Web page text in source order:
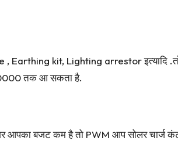
, Earthing kit, Lighting arrestor इत्यादि
तक आ सकता है.
आपका बजट कम है तो PWM आप सोलर चार्ज